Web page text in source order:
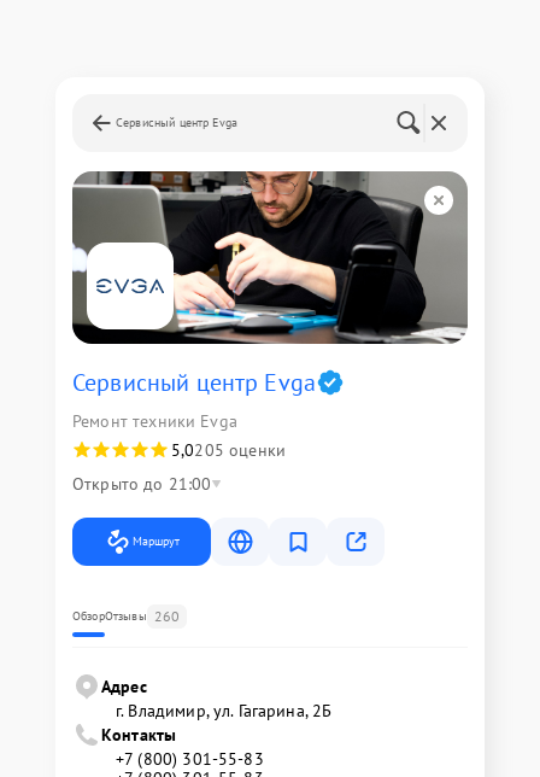
Сервисный центр Evga
Сервисный центр Evga
Ремонт техники Evga
5,0205 оценки
Открыто до 21:00
Маршрут
ОбзорОтзывы 260
Адрес
г. Владимир, ул. Гагарина, 2Б
Контакты
+7 (800) 301-55-83